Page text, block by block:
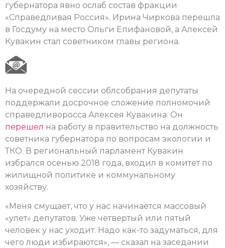
губернатора явно ослаб состав фракции
«Справедливая Россия». Ирина Чиркова перешла
в Госдуму на место Ольги Епифановой, а Алексей
Кувакин стал советником главы региона.
На очередной сессии облсобрания депутаты
поддержали досрочное сложение полномочий
справедливоросса Алексея Кувакина. Он
перешел на работу в правительство на должность
советника губернатора по вопросам экологии и
ТКО. В региональный парламент Кувакин
избрался осенью 2018 года, входил в комитет по
жилищной политике и коммунальному
хозяйству.
«Меня смущает, что у нас начинается массовый
«улет» депутатов. Уже четвертый или пятый
человек у нас уходит. Надо как-то задуматься, для
чего люди избираются», — сказал на заседании